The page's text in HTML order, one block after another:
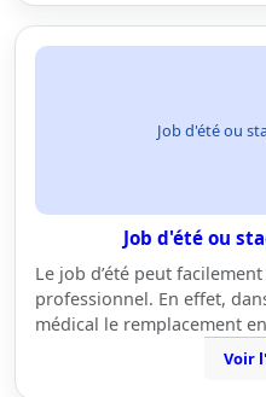
Job d'été ou
Job d'été ou
Le job d’été peut
professionnel. En effet,
médical le remplacement
Voir